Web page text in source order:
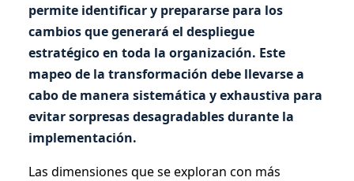
permite identificar y prepararse para los
cambios que generará el despliegue
estratégico en toda la organización. Este
mapeo de la transformación debe llevarse a
cabo de manera sistemática y exhaustiva para
evitar sorpresas desagradables durante la
implementación.
Las dimensiones que se exploran con más